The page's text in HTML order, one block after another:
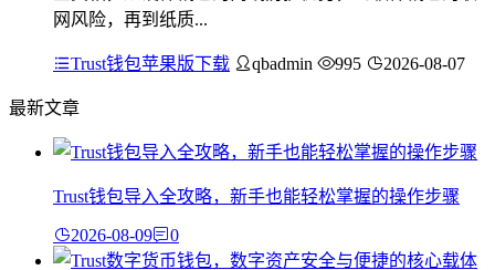
网风险，再到纸质...
Trust钱包苹果版下载 qbadmin 995 2026-08-07
最新文章
Trust钱包导入全攻略，新手也能轻松掌握的操作步骤
2026-08-09 0